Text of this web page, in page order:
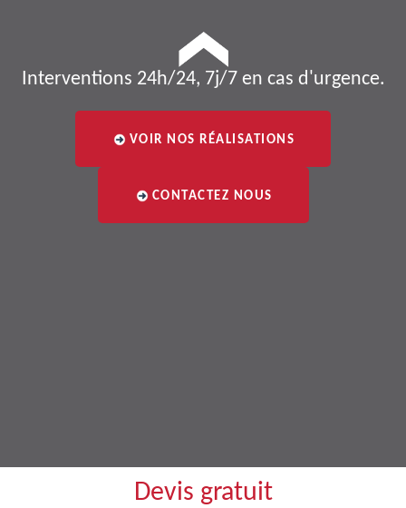
Interventions 24h/24, 7j/7 en cas d'urgence.
VOIR NOS RÉALISATIONS
CONTACTEZ NOUS
Devis gratuit